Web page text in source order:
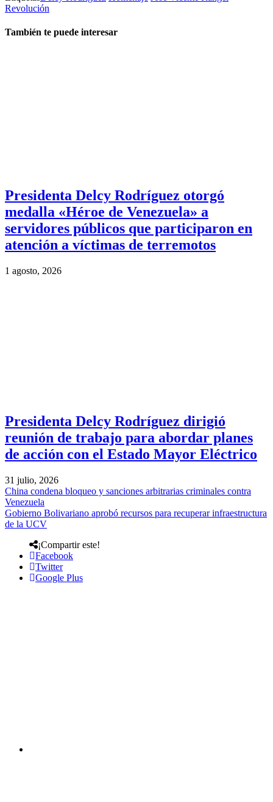
Revolución
También te puede interesar
Presidenta Delcy Rodríguez otorgó
medalla «Héroe de Venezuela» a
servidores públicos que participaron en
atención a víctimas de terremotos
1 agosto, 2026
Presidenta Delcy Rodríguez dirigió
reunión de trabajo para abordar planes
de acción con el Estado Mayor Eléctrico
31 julio, 2026
China condena bloqueo y sanciones arbitrarias criminales contra
Venezuela
Gobierno Bolivariano aprobó recursos para recuperar infraestructura
de la UCV
¡Compartir este!
Facebook
Twitter
Google Plus